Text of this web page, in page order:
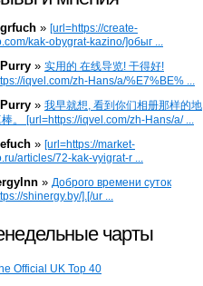
» [url=https://create-
kak-obygrat-kazino/]обыг ...
» 实用的 在线导览! 干得好!
iqvel.com/zh-Hans/a/%E7%BE% ...
» 我早就想, 看到你们相册那样的地
。 [url=https://iqvel.com/zh-Hans/a/ ...
» [url=https://market-
articles/72-kak-vyigrat-r ...
» Доброго времени суток
shinergy.by/].[/ur ...
чарты
Official UK Top 40